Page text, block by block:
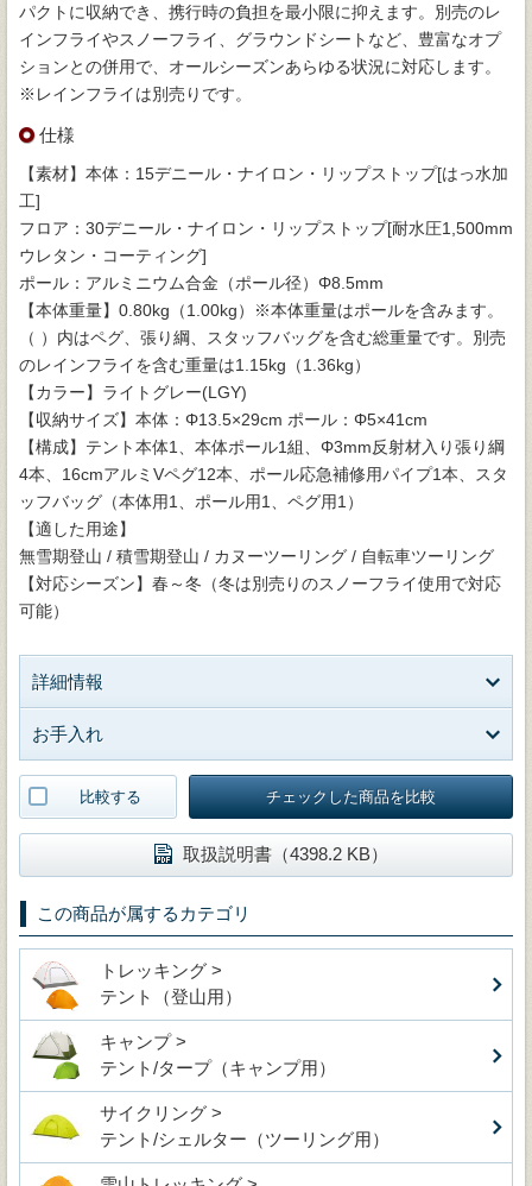
パクトに収納でき、携行時の負担を最小限に抑えます。別売のレ
インフライやスノーフライ、グラウンドシートなど、豊富なオプ
ションとの併用で、オールシーズンあらゆる状況に対応します。
※レインフライは別売りです。
仕様
【素材】本体：15デニール・ナイロン・リップストップ[はっ水加
工]
フロア：30デニール・ナイロン・リップストップ[耐水圧1,500mm
ウレタン・コーティング]
ポール：アルミニウム合金（ポール径）Φ8.5mm
【本体重量】0.80kg（1.00kg）※本体重量はポールを含みます。
（ ）内はペグ、張り綱、スタッフバッグを含む総重量です。別売
のレインフライを含む重量は1.15kg（1.36kg）
【カラー】ライトグレー(LGY)
【収納サイズ】本体：Φ13.5×29cm ポール：Φ5×41cm
【構成】テント本体1、本体ポール1組、Φ3mm反射材入り張り綱
4本、16cmアルミVペグ12本、ポール応急補修用パイプ1本、スタ
ッフバッグ（本体用1、ポール用1、ペグ用1）
【適した用途】
無雪期登山 / 積雪期登山 / カヌーツーリング / 自転車ツーリング
【対応シーズン】春～冬（冬は別売りのスノーフライ使用で対応
可能）
詳細情報
お手入れ
比較する チェックした商品を比較
取扱説明書（4398.2 KB）
この商品が属するカテゴリ
トレッキング >
テント（登山用）
キャンプ >
テント/タープ（キャンプ用）
サイクリング >
テント/シェルター（ツーリング用）